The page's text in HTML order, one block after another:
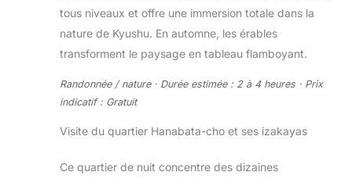
tous niveaux et offre une immersion totale dans la
nature de Kyushu. En automne, les érables
transforment le paysage en tableau flamboyant.
Randonnée / nature · Durée estimée : 2 à 4 heures · Prix
indicatif : Gratuit
Visite du quartier Hanabata-cho et ses izakayas
Ce quartier de nuit concentre des dizaines